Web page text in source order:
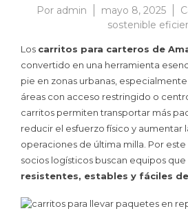
Por admin mayo 8, 2025
sostenible
Los carritos para carteros de
convertido en una herramienta
pie en zonas urbanas,
áreas con acceso restringido o
carritos permiten transportar más
reducir el esfuerzo físico y aumentar
operaciones de última milla. Por este
socios logísticos buscan equipos que
resistentes, estables y fáciles